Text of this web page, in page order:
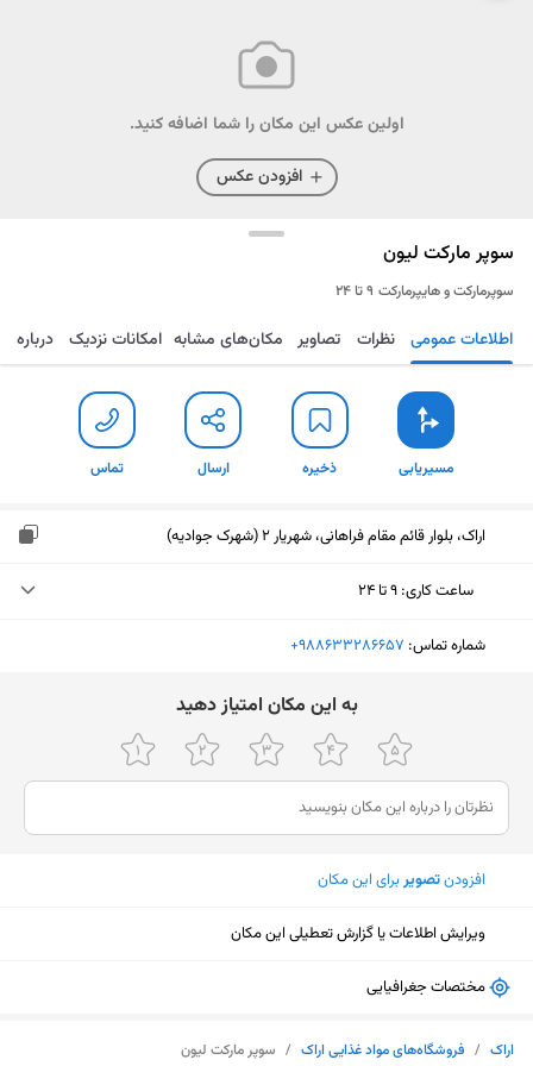
اولین عکس این مکان را شما اضافه کنید.
افزودن عکس
سوپر مارکت لیون
سوپرمارکت و هایپرمارکت ۹ تا ۲۴
مسیریابی ذخیره ارسال تماس اطلاعات عمومی نظرات تصاویر مکان‌های مشابه امکانات نزدیک درباره
مسیریابی ذخیره ارسال تماس
اراک، بلوار قائم مقام فراهانی، شهریار 2 (شهرک جوادیه)
ساعت کاری: ۹ تا ۲۴
چهارشنبه (امروز)
شنبه
۹ تا ۲۴
یکشنبه
۹ تا ۲۴
دوشنبه
سه‌شنبه
شماره تماس: ‎+988633286657
ﺑﻪ اﯾﻦ ﻣﮑﺎن اﻣﺘﯿﺎز دﻫﯿﺪ
افزودنتصویربرای این مکان
ویرایش اطلاعات یا گزارش تعطیلی این مکان
مختصات جغرافیایی
اراک / فروشگاه‌های مواد غذایی اراک / سوپر مارکت لیون